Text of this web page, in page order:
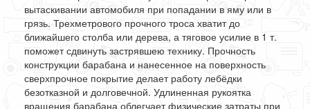
вытаскивании автомобиля при попадании в яму или в
грязь. Трехметрового прочного троса хватит до
ближайшего столба или дерева, а тяговое усилие в 1 т.
поможет сдвинуть застрявшею технику. Прочность
конструкции барабана и нанесенное на поверхность
сверхпрочное покрытие делает работу лебёдки
безотказной и долговечной. Удлиненная рукоятка
вращения барабана облегчает физические затраты при